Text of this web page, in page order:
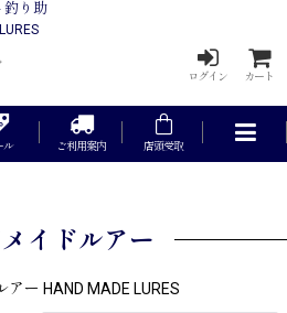
釣り助
ログイン カート
ル ご利用案内 店頭受取
イドルアー
ー HAND MADE LURES